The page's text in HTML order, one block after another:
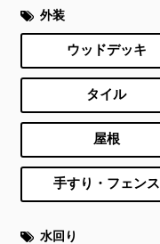
外装
ウッドデッキ
タイル
屋根
手すり・フェンス
水回り